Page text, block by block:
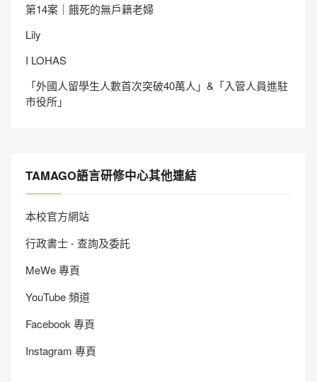
第14案｜餓死的無戶籍老婦
Lily
I LOHAS
「外國人留學生人數首次突破40萬人」&「入管人員進駐
市役所」
TAMAGO語言研修中心其他連結
本校官方網站
行政書士 - 查詢及委託
MeWe 專頁
YouTube 頻道
Facebook 專頁
Instagram 專頁